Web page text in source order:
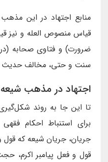
منابع اجتهاد در این
قياس منصوص العله و نيز
ضرورت) و فتاوى صحابه
سنت و حتى، مخالف
اجتهاد در مذهب شیعه
تا این جا به روند
برای استنباط احکام
جریان، جریان شیعه که قول
قول و فعل پیامبر اکرم،